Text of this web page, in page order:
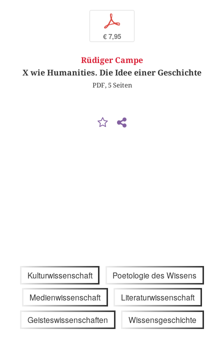
p
€ 7,95
Rüdiger Campe
X wie Humanities. Die Idee einer Geschichte
PDF, 5 Seiten
Kulturwissenschaft Poetologie des Wissens
Medienwissenschaft Literaturwissenschaft
Geisteswissenschaften Wissensgeschichte